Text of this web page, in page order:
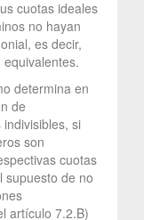
cuotas ideales
no hayan
es decir,
determina en
de
si
son
cuotas
supuesto de no
artículo 7.2.B)